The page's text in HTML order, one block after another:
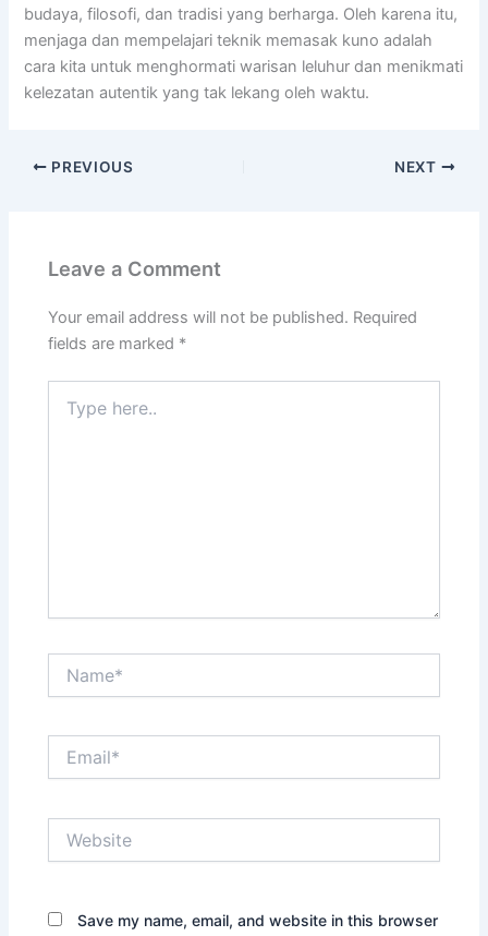
budaya, filosofi, dan tradisi yang berharga. Oleh karena itu,
menjaga dan mempelajari teknik memasak kuno adalah
cara kita untuk menghormati warisan leluhur dan menikmati
kelezatan autentik yang tak lekang oleh waktu.
PREVIOUS NEXT
Leave a Comment
Your email address will not be published. Required
fields are marked *
here..
Save my name, email, and website in this browser